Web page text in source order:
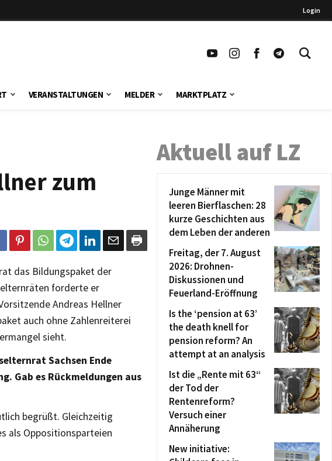
Login
VERANSTALTUNGEN MELDER MARKTPLATZ
zum
das Bildungspaket der
forderte er
Andreas Hellner
auch ohne Zahlenreiterei
sieht.
Sachsen Ende
Gab es Rückmeldungen aus
begrüßt. Gleichzeitig
als Oppositionsparteien
Aktuell auf LZ
Junge Männer mit
leeren Bierflaschen: 28
kurze Geschichten aus
dem Leben der anderen
Freitag, der 7. August
2026: Drohnen-
Diskussionen und
Feuerland-Eröffnung
Is the ‘pension at 63’
the death knell for
pension reform? An
attempt at an analysis
Ist die „Rente mit 63“
der Tod der
Rentenreform?
Versuch einer
Annäherung
New initiative: